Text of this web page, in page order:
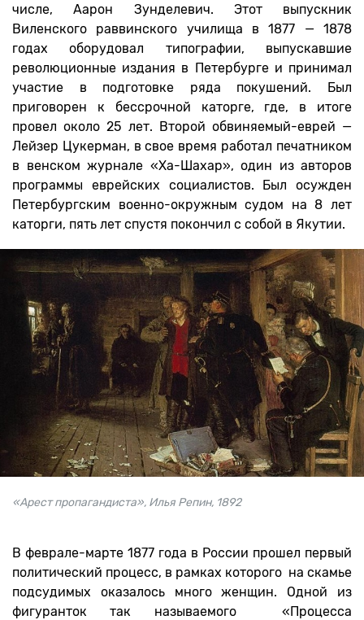
числе, Аарон Зунделевич. Этот выпускник
Виленского раввинского училища в 1877 — 1878
годах оборудовал типографии, выпускавшие
революционные издания в Петербурге и принимал
участие в подготовке ряда покушений. Был
приговорен к бессрочной каторге, где, в итоге
провел около 25 лет. Второй обвиняемый-еврей —
Лейзер Цукерман, в свое время работал печатником
в венском журнале «Ха-Шахар», один из авторов
программы еврейских социалистов. Был осужден
Петербургским военно-окружным судом на 8 лет
каторги, пять лет спустя покончил с собой в Якутии.
«Арест пропагандиста», Илья Репин, 1892
В феврале-марте 1877 года в России прошел первый
политический процесс, в рамках которого на скамье
подсудимых оказалось много женщин. Одной из
фигуранток так называемого «Процесса